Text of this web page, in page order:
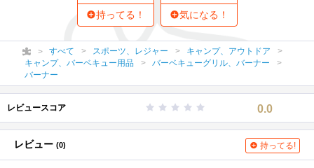
持ってる！ 気になる！
すべて スポーツ、レジャー
キャンプ、アウトドア
キャンプ、バーベキュー用品
バーベキューグリル、バーナー
バーナー
レビュースコア 0.0
レビュー (0) 持ってる!